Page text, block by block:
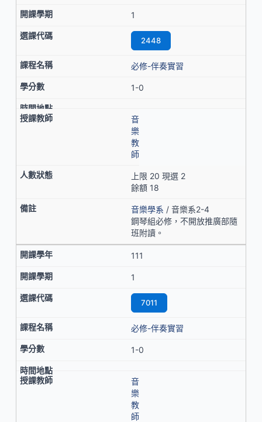
1
2448
必修-伴奏實習
1-0
音
樂
教
師
上限 20 現選 2
餘額 18
音樂學系 / 音樂系2-4
鋼琴組必修，不開放推廣部隨
班附讀。
111
1
7011
必修-伴奏實習
1-0
音
樂
教
師